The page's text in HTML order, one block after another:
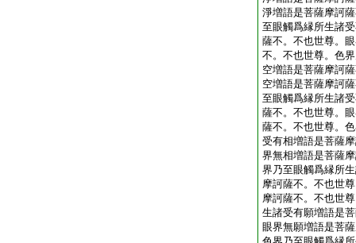
淨増語是菩薩摩訶
至眼觸爲縁所生諸
薩不。不也世尊。
不。不也世尊。色
空増語是菩薩摩訶
空増語是菩薩摩訶
至眼觸爲縁所生諸
薩不。不也世尊。
薩不。不也世尊。
受有相増語是菩薩
界無相増語是菩薩
界乃至眼觸爲縁所
摩訶薩不。不也世
摩訶薩不。不也世
生諸受有願増語是
眼界無願増語是菩